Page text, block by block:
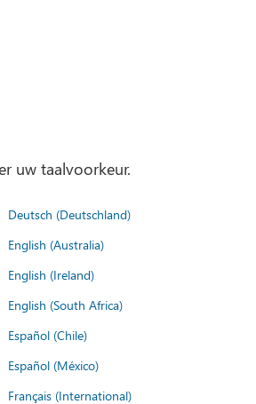
uw taalvoorkeur.
Deutsch (Deutschland)
English (Australia)
English (Ireland)
English (South Africa)
Español (Chile)
Español (México)
Français (International)